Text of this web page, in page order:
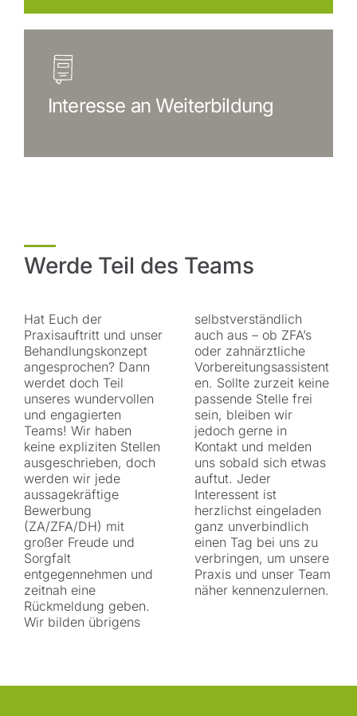
Interesse an Weiterbildung
Werde Teil des Teams
Hat Euch der
Praxisauftritt und unser
Behandlungskonzept
angesprochen? Dann
werdet doch Teil
unseres wundervollen
und engagierten
Teams! Wir haben
keine expliziten Stellen
ausgeschrieben, doch
werden wir jede
aussagekräftige
Bewerbung
(ZA/ZFA/DH) mit
großer Freude und
Sorgfalt
entgegennehmen und
zeitnah eine
Rückmeldung geben.
Wir bilden übrigens
selbstverständlich
auch aus – ob ZFA’s
oder zahnärztliche
Vorbereitungsassistent
en. Sollte zurzeit keine
passende Stelle frei
sein, bleiben wir
jedoch gerne in
Kontakt und melden
uns sobald sich etwas
auftut. Jeder
Interessent ist
herzlichst eingeladen
ganz unverbindlich
einen Tag bei uns zu
verbringen, um unsere
Praxis und unser Team
näher kennenzulernen.